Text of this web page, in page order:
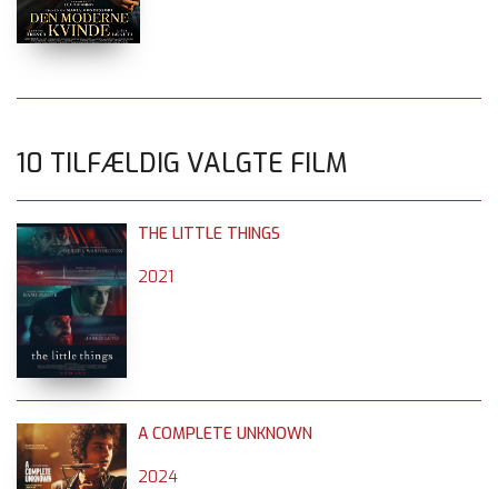
10 TILFÆLDIG VALGTE FILM
THE LITTLE THINGS
2021
A COMPLETE UNKNOWN
2024